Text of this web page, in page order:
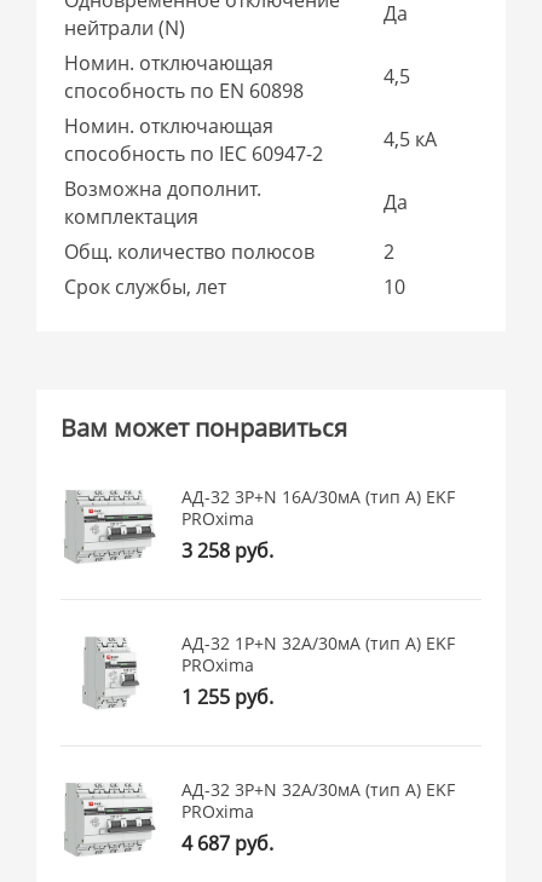
нейтрали (N)
Да
Номин. отключающая
способность по EN 60898
4,5
Номин. отключающая
способность по IEC 60947-2
4,5 кА
Возможна дополнит.
комплектация
Да
Общ. количество полюсов
2
Срок службы, лет
10
Вам может понравиться
АД-32 3P+N 16А/30мА (тип А) EKF
PROxima
3 258 руб.
АД-32 1P+N 32А/30мА (тип А) EKF
PROxima
1 255 руб.
АД-32 3P+N 32А/30мА (тип А) EKF
PROxima
4 687 руб.